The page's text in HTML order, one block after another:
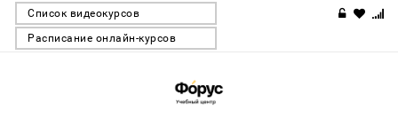
Список видеокурсов
Расписание онлайн-курсов